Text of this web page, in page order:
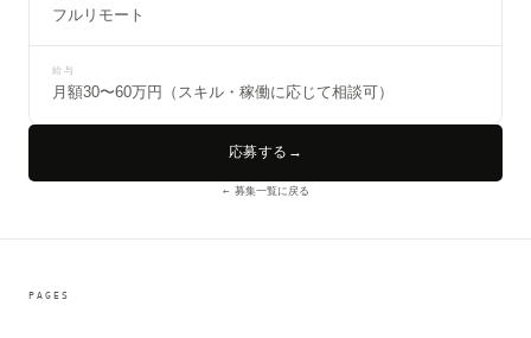
フルリモート
給与
月額30〜60万円（スキル・稼働に応じて相談可）
応募する →
← 募集一覧に戻る
PAGES